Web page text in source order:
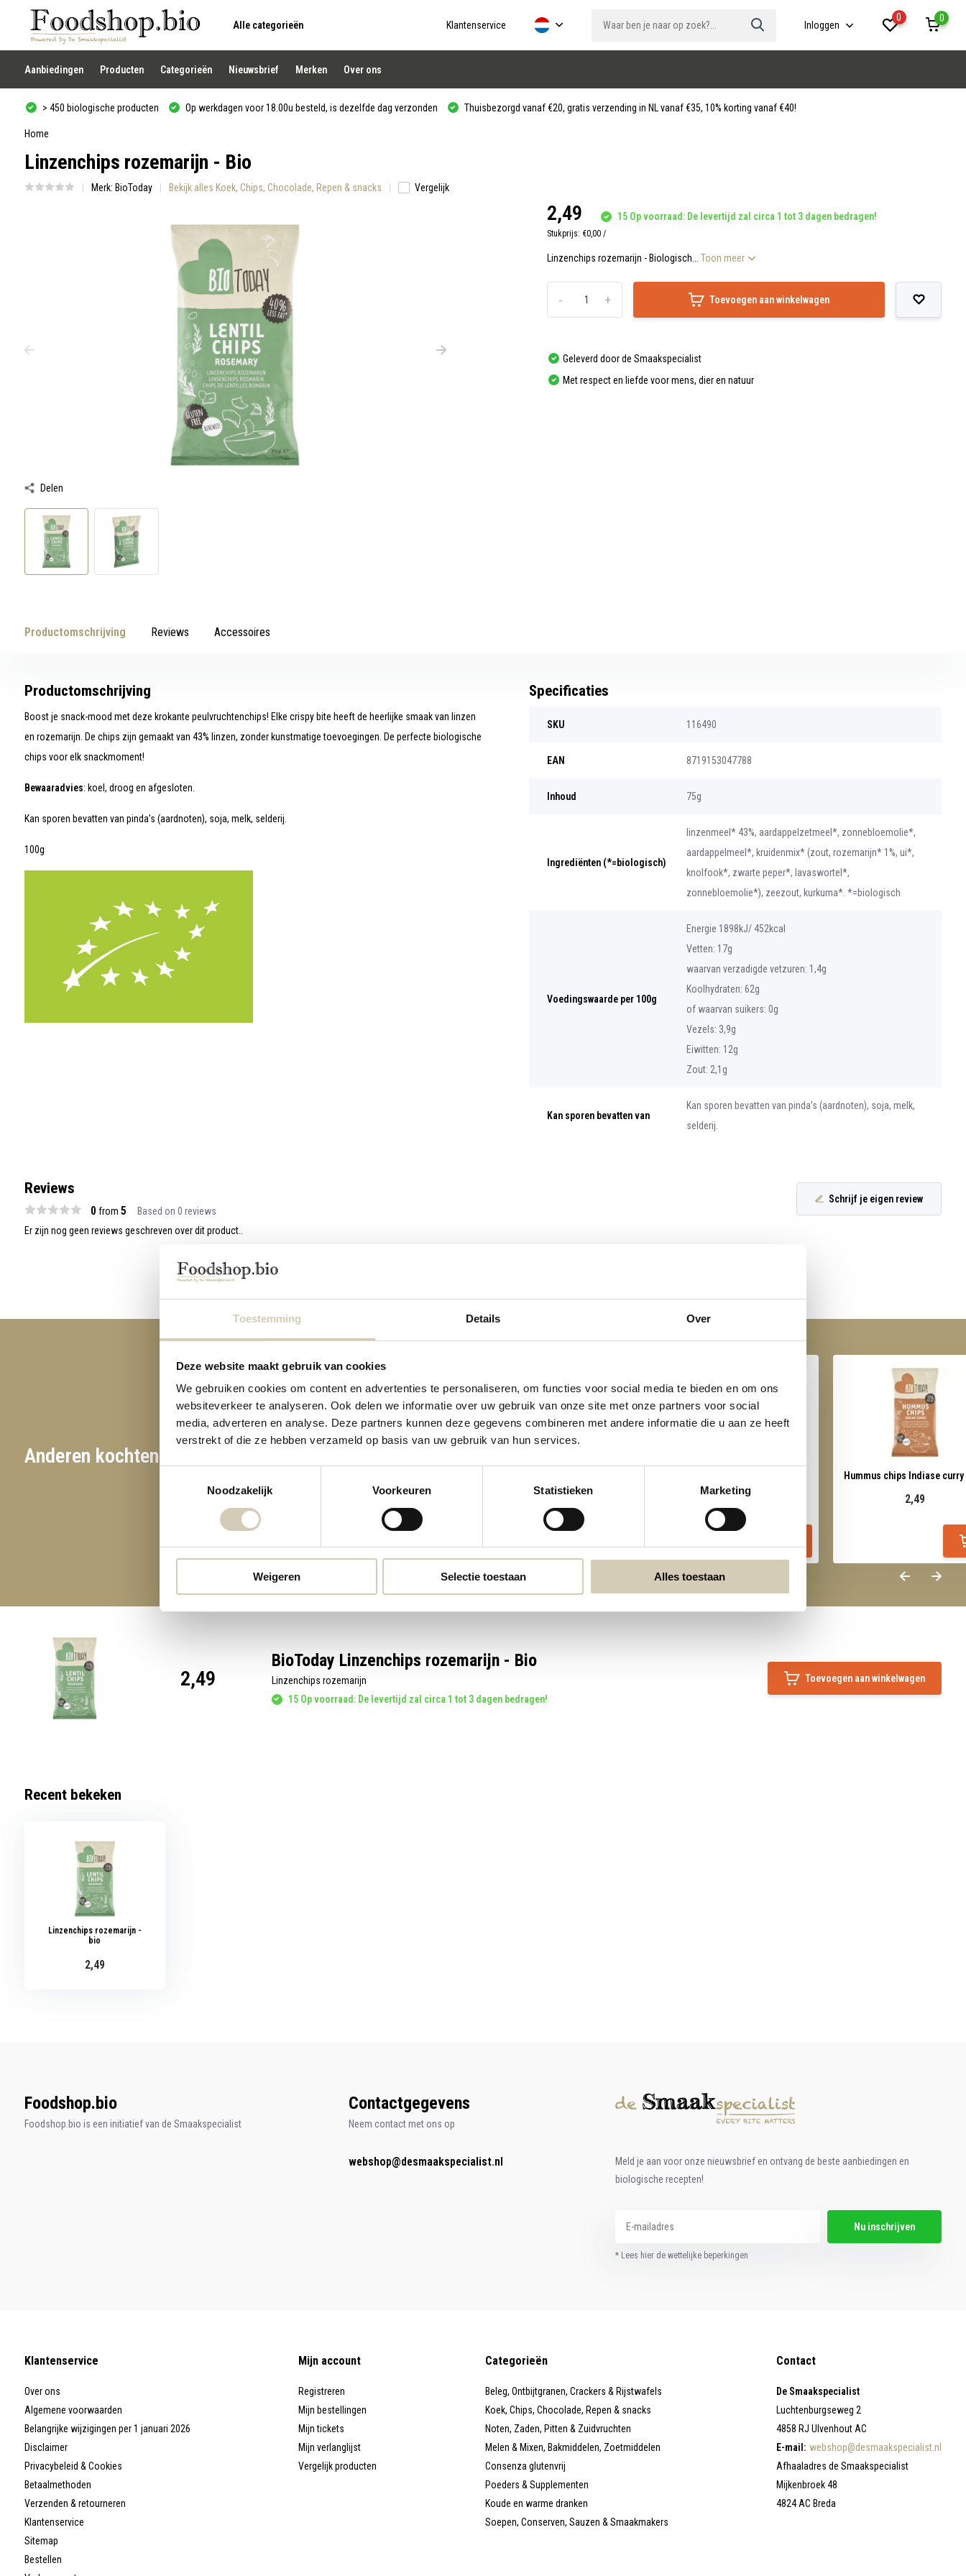
Toestemming Details Over
Deze website maakt gebruik van cookies
We gebruiken cookies om content en advertenties te personaliseren, om functies voor social media te bieden en om ons
websiteverkeer te analyseren. Ook delen we informatie over uw gebruik van onze site met onze partners voor social
media, adverteren en analyse. Deze partners kunnen deze gegevens combineren met andere informatie die u aan ze heeft
verstrekt of die ze hebben verzameld op basis van uw gebruik van hun services.
Noodzakelijk
Voorkeuren Statistieken Marketing
Weigeren Selectie toestaan Alles toestaan
Alle categorieën Klantenservice Inloggen
0
0
Gebruik
de
pijltjes
op
en
neer
een
resultaat
selecteren.
Druk
Enter
u
Aanbiedingen Producten Categorieën Nieuwsbrief Merken Over ons
> 450 biologische producten Op werkdagen voor 18.00u besteld, is dezelfde dag verzonden Thuisbezorgd vanaf €20, gratis verzending in NL vanaf €35, 10% korting vanaf €40!
Home
Linzenchips rozemarijn - Bio
Merk: BioToday Bekijk alles Koek, Chips, Chocolade, Repen & snacks Vergelijk
Delen
2,49 15 Op voorraad: De levertijd zal circa 1 tot 3 dagen bedragen!
Stukprijs: €0,00 /
Linzenchips rozemarijn - Biologisch...Toon meer
+
- Toevoegen aan winkelwagen
Geleverd door de Smaakspecialist
Met respect en liefde voor mens, dier en natuur
Productomschrijving Reviews Accessoires
Productomschrijving
Boost je snack-mood met deze krokante peulvruchtenchips! Elke crispy bite heeft de heerlijke smaak van linzen
en rozemarijn. De chips zijn gemaakt van 43% linzen, zonder kunstmatige toevoegingen. De perfecte biologische
chips voor elk snackmoment!
Bewaaradvies: koel, droog en afgesloten.
Kan sporen bevatten van pinda’s (aardnoten), soja, melk, selderij.
100g
Specificaties
SKU 116490
EAN 8719153047788
Inhoud 75g
Ingrediënten (*=biologisch)
linzenmeel* 43%, aardappelzetmeel*, zonnebloemolie*,
aardappelmeel*, kruidenmix* (zout, rozemarijn* 1%, ui*,
knolfook*, zwarte peper*, lavaswortel*,
zonnebloemolie*), zeezout, kurkuma*. *=biologisch
Voedingswaarde per 100g
Energie 1898kJ/ 452kcal
Vetten: 17g
waarvan verzadigde vetzuren: 1,4g
Koolhydraten: 62g
of waarvan suikers: 0g
Vezels: 3,9g
Eiwitten: 12g
Zout: 2,1g
Kan sporen bevatten van
Kan sporen bevatten van pinda’s (aardnoten), soja, melk,
selderij.
Reviews
0 from 5 Based on 0 reviews
Schrijf je eigen review
Er zijn nog geen reviews geschreven over dit product..
Anderen kochten ook
2,49 2,19 2,29 2,19
Hummus chips Indiase
2,49
2,49
BioToday Linzenchips rozemarijn - Bio
Linzenchips rozemarijn
15 Op voorraad: De levertijd zal circa 1 tot 3 dagen bedragen!
Toevoegen aan winkelwagen
Recent bekeken
Linzenchips rozemarijn -
bio
2,49
Foodshop.bio
Foodshop.bio is een initiatief van de Smaakspecialist
Contactgegevens
Neem contact met ons op
webshop@desmaakspecialist.nl
Meld je aan voor onze nieuwsbrief en ontvang de beste aanbiedingen en
biologische recepten!
Nu inschrijven
* Lees hier de wettelijke beperkingen
Klantenservice
Over ons
Algemene voorwaarden
Belangrijke wijzigingen per 1 januari 2026
Disclaimer
Privacybeleid & Cookies
Betaalmethoden
Verzenden & retourneren
Klantenservice
Sitemap
Bestellen
Mijn account
Registreren
Mijn bestellingen
Mijn tickets
Mijn verlanglijst
Vergelijk producten
Categorieën
Beleg, Ontbijtgranen, Crackers & Rijstwafels
Koek, Chips, Chocolade, Repen & snacks
Noten, Zaden, Pitten & Zuidvruchten
Melen & Mixen, Bakmiddelen, Zoetmiddelen
Consenza glutenvrij
Poeders & Supplementen
Koude en warme dranken
Soepen, Conserven, Sauzen & Smaakmakers
Contact
De Smaakspecialist
Luchtenburgseweg 2
4858 RJ Ulvenhout AC
E-mail: webshop@desmaakspecialist.nl
Afhaaladres de Smaakspecialist
Mijkenbroek 48
4824 AC Breda